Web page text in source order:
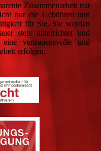
Zusammenarbeit mit
nur die Gebühren und
für Sie. Sie werden
stets unterrichtet und
vertrauensvolle und
erfolgen.